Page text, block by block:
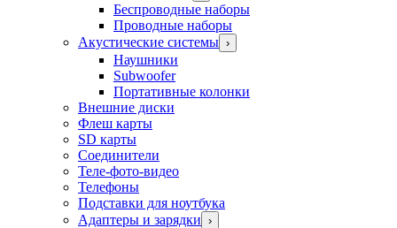
Беспроводные наборы
Проводные наборы
Акустические системы ›
Наушники
Subwoofer
Портативные колонки
Внешние диски
Флеш карты
SD карты
Соединители
Теле-фото-видео
Телефоны
Подставки для ноутбука
Адаптеры и зарядки ›